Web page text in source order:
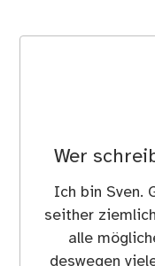
Wer
Ich bin Sven.
seither
alle
deswegen